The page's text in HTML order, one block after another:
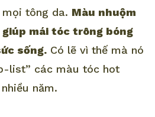
tông da. Màu nhuộm
mái tóc trông bóng
sống. Có lẽ vì thế mà nó
list” các màu tóc hot
năm.